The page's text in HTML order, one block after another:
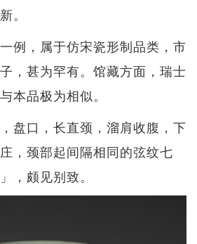
。
例，属于仿宋瓷形制品类，市
，甚为罕有。馆藏方面，瑞士
本品极为相似。
盘口，长直颈，溜肩收腹，下
，颈部起间隔相同的弦纹七
，颇见别致。